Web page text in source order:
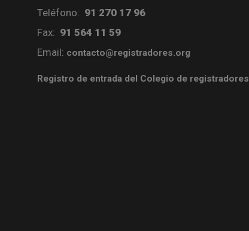
Teléfono: 91 270 17 96
Fax: 91 564 11 59
Email: contacto@registradores.org
Registro de entrada del Colegio de registradores